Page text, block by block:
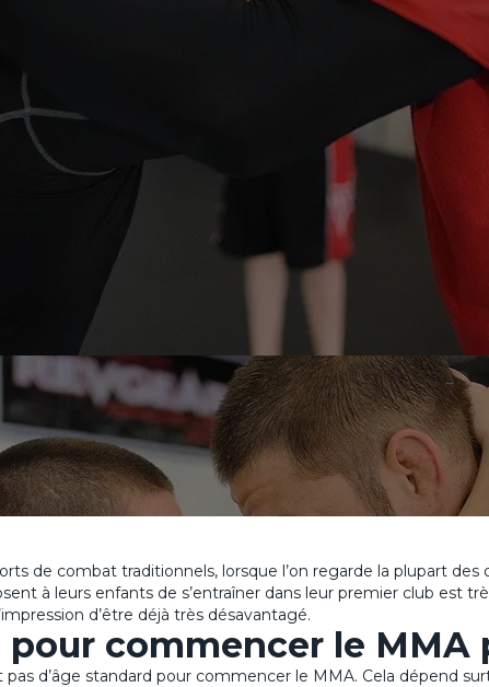
de combat traditionnels, lorsque l’on regarde la plupart
à leurs enfants de s’entraîner dans leur premier club est
d’être déjà très désavantagé.
pour commencer le MMA
pas d’âge standard pour commencer le MMA. Cela dépend